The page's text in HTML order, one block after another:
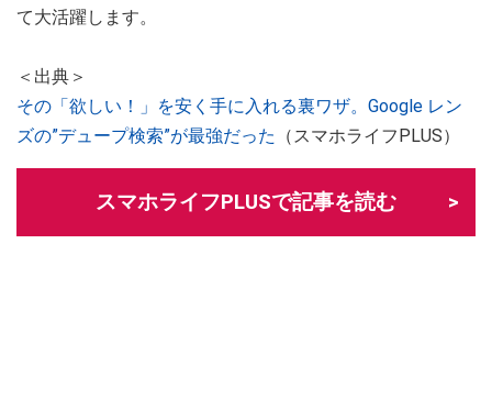
て大活躍します。
＜出典＞
その「欲しい！」を安く手に入れる裏ワザ。Google レン
ズの”デュープ検索”が最強だった
（スマホライフPLUS）
スマホライフPLUSで記事を読む